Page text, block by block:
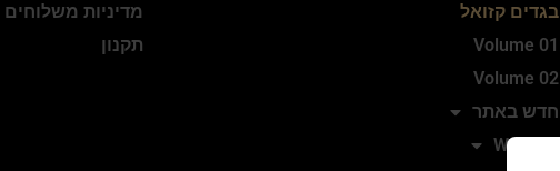
בגדים קזואל
Volume 01
Volume 02
חדש באתר
WINTER
מדיניות משלוחים
תקנון